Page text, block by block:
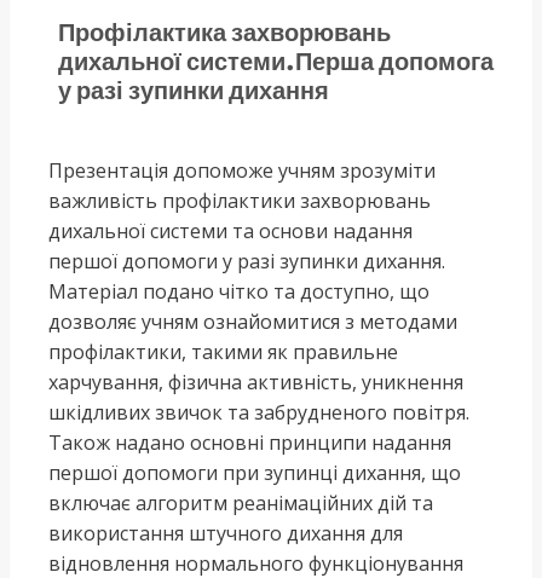
Профілактика захворювань
дихальної системи.Перша допомога
у разі зупинки дихання
Презентація допоможе учням зрозуміти
важливість профілактики захворювань
дихальної системи та основи надання
першої допомоги у разі зупинки дихання.
Матеріал подано чітко та доступно, що
дозволяє учням ознайомитися з методами
профілактики, такими як правильне
харчування, фізична активність, уникнення
шкідливих звичок та забрудненого повітря.
Також надано основні принципи надання
першої допомоги при зупинці дихання, що
включає алгоритм реанімаційних дій та
використання штучного дихання для
відновлення нормального функціонування